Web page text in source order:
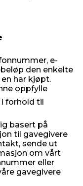
e-
den enkelte
har kjøpt.
oppfylle
forhold til
basert på
til gavegivere
sende ut
om vårt
eller
gavegivere